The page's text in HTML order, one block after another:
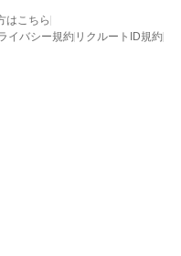
はこちら
イバシー規約 リクルートID規約